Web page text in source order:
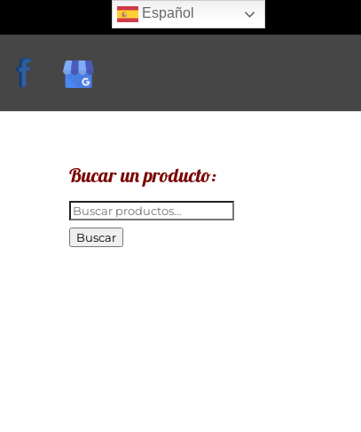
Bucar un producto:
Buscar
por:
Buscar
Español